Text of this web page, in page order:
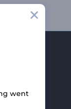
size
went